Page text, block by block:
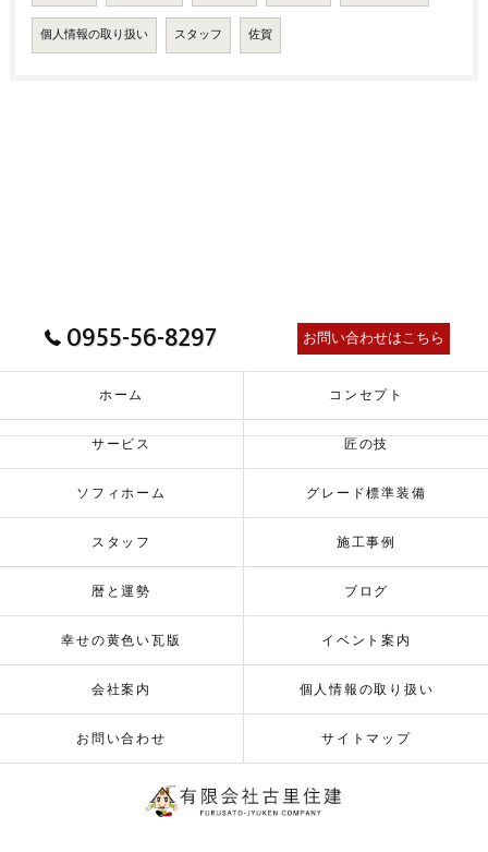
個人情報の取り扱い スタッフ 佐賀
0955-56-8297 お問い合わせはこちら
ホーム コンセプト
サービス 匠の技
ソフィホーム グレード標準装備
スタッフ 施工事例
暦と運勢 ブログ
幸せの黄色い瓦版 イベント案内
会社案内 個人情報の取り扱い
お問い合わせ サイトマップ